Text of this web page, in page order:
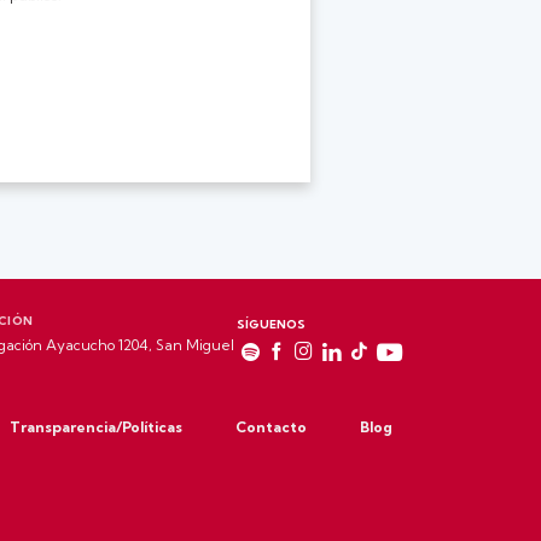
Ayacucho 1204, San Miguel
SÍGUENOS
Transparencia/Políticas Contacto Blog